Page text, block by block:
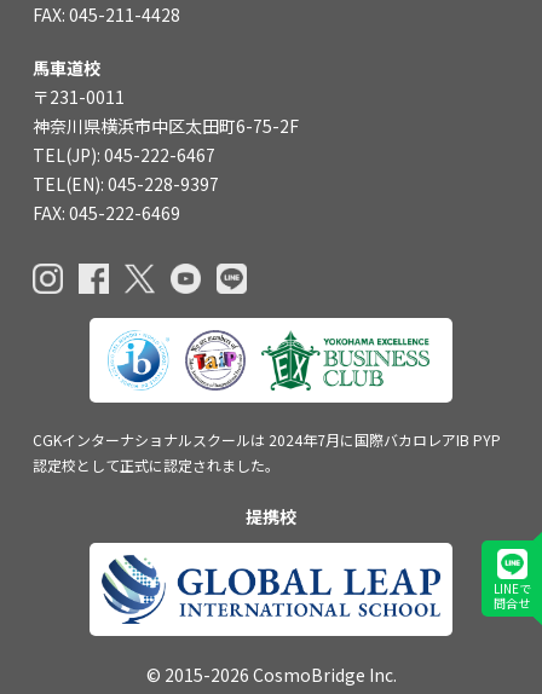
FAX: 045-211-4428
馬車道校
〒231-0011
神奈川県横浜市中区太田町6-75-2F
TEL(JP): 045-222-6467
TEL(EN): 045-228-9397
FAX: 045-222-6469
CGKインターナショナルスクールは 2024年7月に国際バカロレアIB PYP
認定校として正式に認定されました。
提携校
© 2015-2026 CosmoBridge Inc.
LINEで
問合せ